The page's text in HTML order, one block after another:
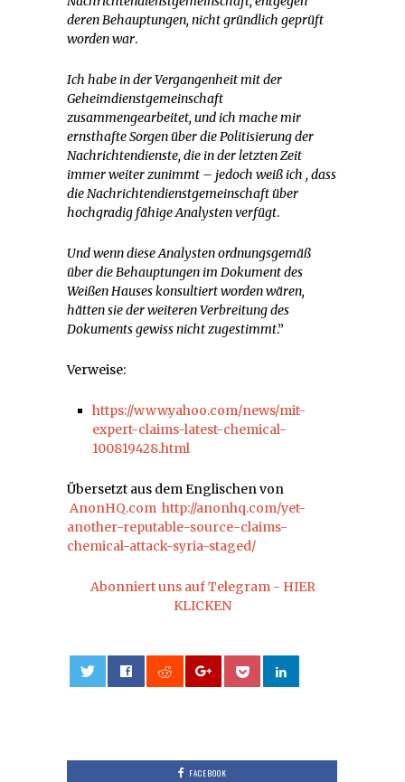
deren Behauptungen, nicht gründlich geprüft
worden war.
Ich habe in der Vergangenheit mit der
Geheimdienstgemeinschaft
zusammengearbeitet, und ich mache mir
ernsthafte Sorgen über die Politisierung der
Nachrichtendienste, die in der letzten Zeit
immer weiter zunimmt – jedoch weiß ich , dass
die Nachrichtendienstgemeinschaft über
hochgradig fähige Analysten verfügt.
Und wenn diese Analysten ordnungsgemäß
über die Behauptungen im Dokument des
Weißen Hauses konsultiert worden wären,
hätten sie der weiteren Verbreitung des
Dokuments gewiss nicht zugestimmt.”
Verweise:
https://www.yahoo.com/news/mit-
expert-claims-latest-chemical-
100819428.html
Übersetzt aus dem Englischen von
AnonHQ.com http://anonhq.com/yet-
another-reputable-source-claims-
chemical-attack-syria-staged/
Abonniert uns auf Telegram - HIER
KLICKEN
FACEBOOK